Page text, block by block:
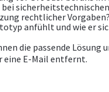
rechtlicher Vorgaben?
anfühlt und wie er
die passende Lösung
eine E-Mail entfernt.